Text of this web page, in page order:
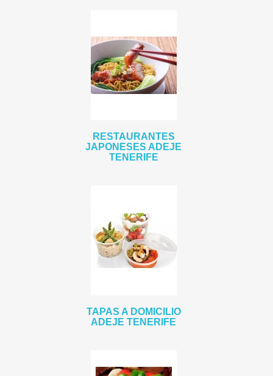
RESTAURANTES
JAPONESES ADEJE
TENERIFE
TAPAS A DOMICILIO
ADEJE TENERIFE